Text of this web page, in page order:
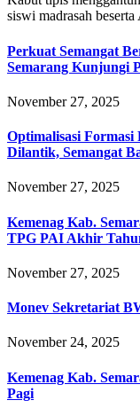
siswi madrasah
Perkuat Semangat
Semarang Kunjungi
November 27, 2025
Optimalisasi Formasi
Dilantik, Semangat
November 27, 2025
Kemenag Kab.
TPG PAI Akhir
November 27, 2025
Monev Sekretariat
November 24, 2025
Kemenag Kab.
Pagi